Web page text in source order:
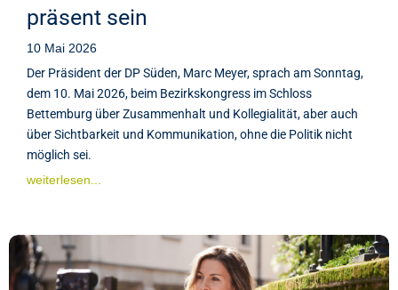
präsent sein
10 Mai 2026
Der Präsident der DP Süden, Marc Meyer, sprach am Sonntag,
dem 10. Mai 2026, beim Bezirkskongress im Schloss
Bettemburg über Zusammenhalt und Kollegialität, aber auch
über Sichtbarkeit und Kommunikation, ohne die Politik nicht
möglich sei.
weiterlesen...